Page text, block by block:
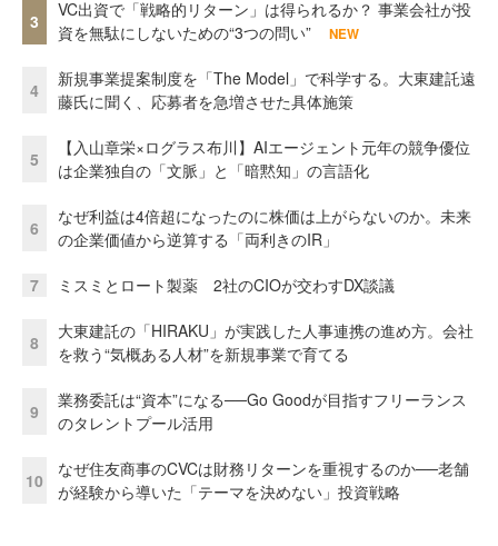
3
VC出資で「戦略的リターン」は得られるか？ 事業会社が投
資を無駄にしないための“3つの問い”
NEW
4
新規事業提案制度を「The Model」で科学する。大東建託遠
藤氏に聞く、応募者を急増させた具体施策
5
【入山章栄×ログラス布川】AIエージェント元年の競争優位
は企業独自の「文脈」と「暗黙知」の言語化
6
なぜ利益は4倍超になったのに株価は上がらないのか。未来
の企業価値から逆算する「両利きのIR」
7 ミスミとロート製薬 2社のCIOが交わすDX談議
8
大東建託の「HIRAKU」が実践した人事連携の進め方。会社
を救う“気概ある人材”を新規事業で育てる
9
業務委託は“資本”になる──Go Goodが目指すフリーランス
のタレントプール活用
10
なぜ住友商事のCVCは財務リターンを重視するのか──老舗
が経験から導いた「テーマを決めない」投資戦略